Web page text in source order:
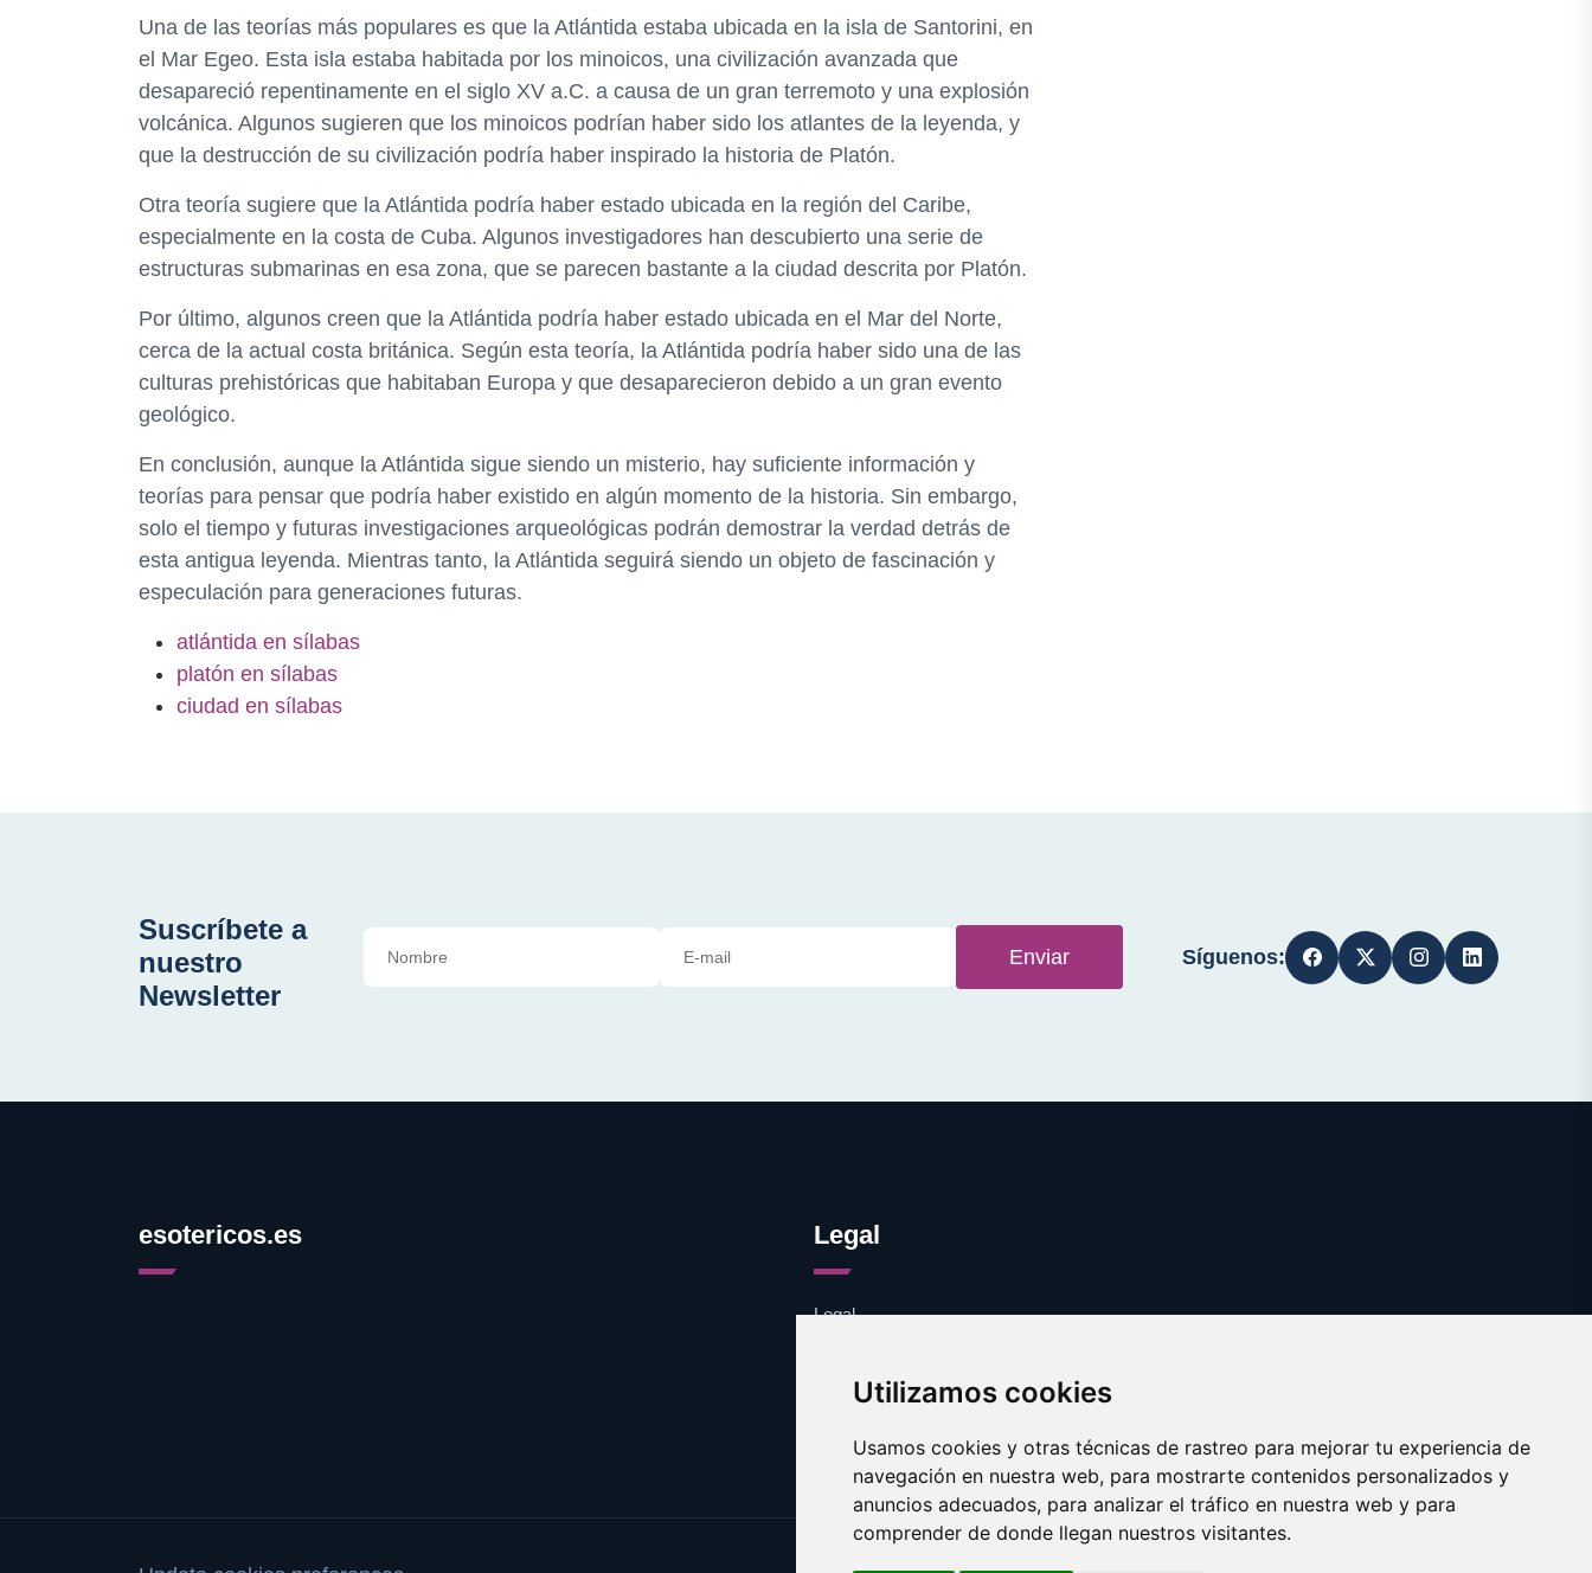
Utilizamos cookies
Usamos cookies y otras técnicas de rastreo para mejorar tu experiencia de
navegación en nuestra web, para mostrarte contenidos personalizados y
anuncios adecuados, para analizar el tráfico en nuestra web y para
comprender de donde llegan nuestros visitantes.
Una de las teorías más populares es que la Atlántida estaba ubicada en la isla de Santorini, en
el Mar Egeo. Esta isla estaba habitada por los minoicos, una civilización avanzada que
desapareció repentinamente en el siglo XV a.C. a causa de un gran terremoto y una explosión
volcánica. Algunos sugieren que los minoicos podrían haber sido los atlantes de la leyenda, y
que la destrucción de su civilización podría haber inspirado la historia de Platón.
Otra teoría sugiere que la Atlántida podría haber estado ubicada en la región del Caribe,
especialmente en la costa de Cuba. Algunos investigadores han descubierto una serie de
estructuras submarinas en esa zona, que se parecen bastante a la ciudad descrita por Platón.
Por último, algunos creen que la Atlántida podría haber estado ubicada en el Mar del Norte,
cerca de la actual costa británica. Según esta teoría, la Atlántida podría haber sido una de las
culturas prehistóricas que habitaban Europa y que desaparecieron debido a un gran evento
geológico.
En conclusión, aunque la Atlántida sigue siendo un misterio, hay suficiente información y
teorías para pensar que podría haber existido en algún momento de la historia. Sin embargo,
solo el tiempo y futuras investigaciones arqueológicas podrán demostrar la verdad detrás de
esta antigua leyenda. Mientras tanto, la Atlántida seguirá siendo un objeto de fascinación y
especulación para generaciones futuras.
atlántida en sílabas
platón en sílabas
ciudad en sílabas
Suscríbete a
nuestro
Newsletter
Enviar Síguenos:
esotericos.es Legal
Legal
Contacto